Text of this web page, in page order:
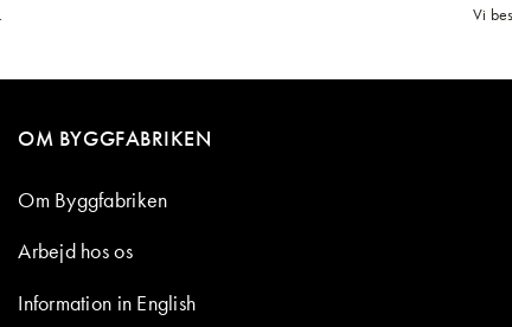
Vi
OM BYGGFABRIKEN
Om Byggfabriken
Arbejd hos os
Information in English